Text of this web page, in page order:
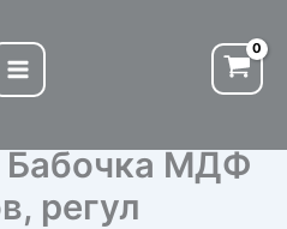
Бабочка МДФ
регул